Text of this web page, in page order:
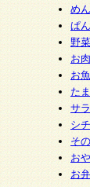
により取得
訂正・追加
止（以下、
す。
談窓口 paku-
、個人情報
サービスの
めん
ぱん
野
お
お
た
サ
シ
そ
お
お